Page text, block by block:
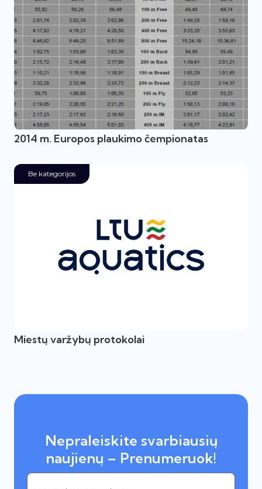
2014 m. Europos plaukimo čempionatas
Be kategorijos
Miestų varžybų protokolai
Nepraleiskite svarbiausių
naujienų – Prenumeruok!